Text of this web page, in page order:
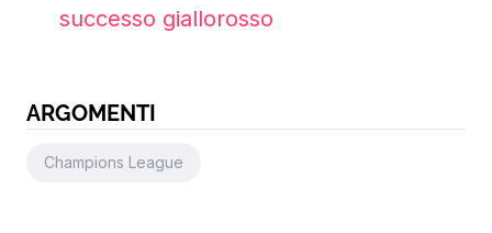
successo giallorosso
ARGOMENTI
Champions League